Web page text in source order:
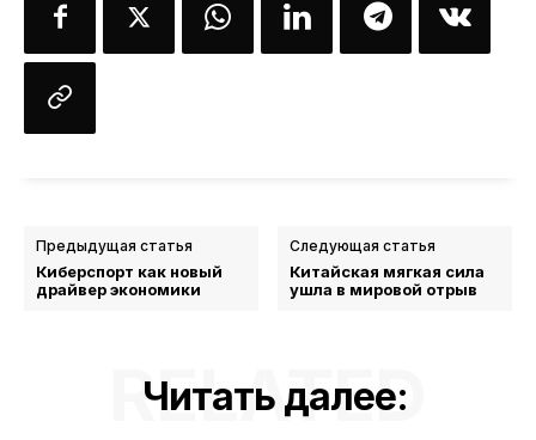
Предыдущая статья
Киберспорт как новый
драйвер экономики
Следующая статья
Китайская мягкая сила
ушла в мировой отрыв
Читать далее:
RELATED